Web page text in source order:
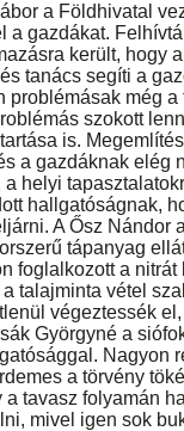
a Földhivatal
a gazdákat.
került, hogy
tanács segíti a
még
szokott
is.
a gazdáknak elég
helyi
hallgatóságnak,
A Ősz Nándor
tápanyag
foglalkozott a
talajminta vétel
végeztessék
Györgyné a
Nagyon
a törvény
tavasz folyamán
mivel igen sok